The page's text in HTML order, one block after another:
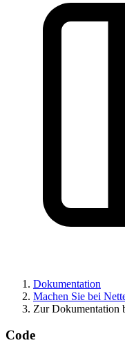
Auf GitHub anzeigen
Vorschau öffnen
Dokumentation
Machen Sie bei
Zur Dokumentation
Code